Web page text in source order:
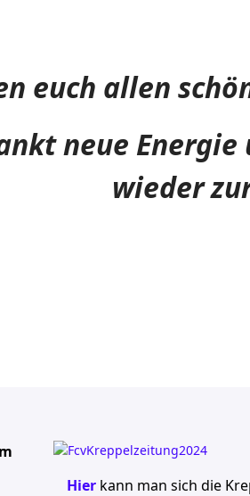
euch allen
neue
wieder
Hier kann man sich die